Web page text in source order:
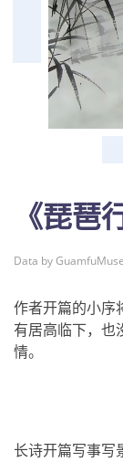
《琵琶
Data by
作者开篇的小序
有居高临下，也
情。
长诗开篇写事写